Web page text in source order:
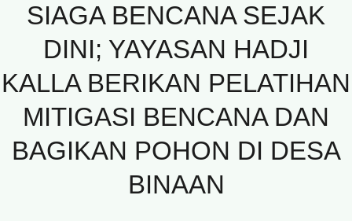
SIAGA BENCANA SEJAK
DINI; YAYASAN HADJI
KALLA BERIKAN PELATIHAN
MITIGASI BENCANA DAN
BAGIKAN POHON DI DESA
BINAAN